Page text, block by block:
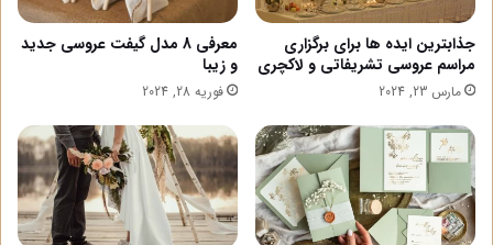
جذابترین ایده ها برای برگزاری
مراسم عروسی تشریفاتی و لاکچری
مارس 23, 2024
معرفی 8 مدل گیفت عروسی جدید
و زیبا
فوریه 28, 2024